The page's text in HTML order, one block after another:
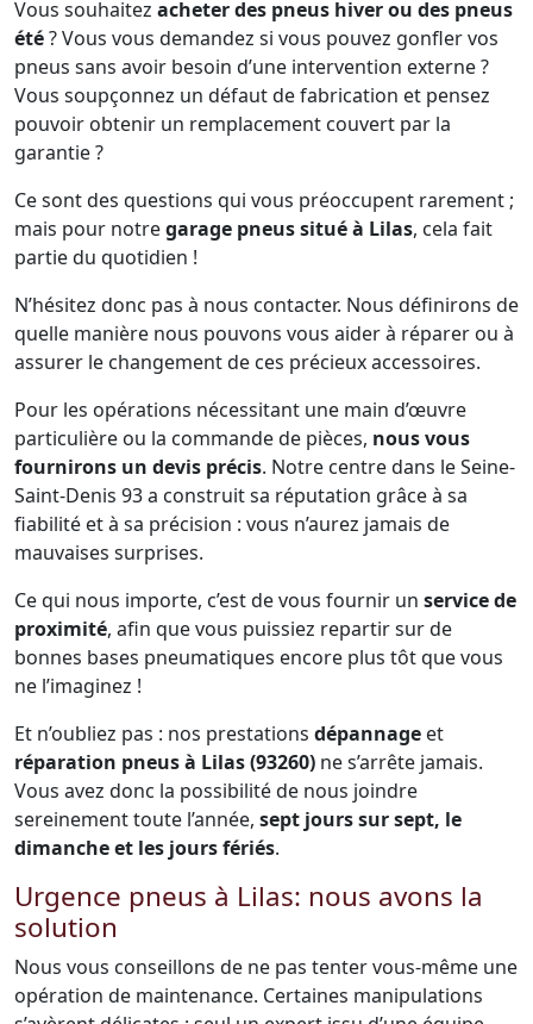
Vous souhaitez acheter des pneus hiver ou des pneus
été? Vous vous demandez si vous pouvez gonfler vos
pneus sans avoir besoin d’une intervention externe ?
Vous soupçonnez un défaut de fabrication et pensez
pouvoir obtenir un remplacement couvert par la
garantie ?
Ce sont des questions qui vous préoccupent rarement ;
mais pour notregarage pneus situé à Lilas, cela fait
partie du quotidien !
N’hésitez donc pas à nous contacter. Nous définirons de
quelle manière nous pouvons vous aider à réparer ou à
assurer le changement de ces précieux accessoires.
Pour les opérations nécessitant une main d’œuvre
particulière ou la commande de pièces, nous vous
fournirons un devis précis. Notre centre dans le Seine-
Saint-Denis 93 a construit sa réputation grâce à sa
fiabilité et à sa précision : vous n’aurez jamais de
mauvaises surprises.
Ce qui nous importe, c’est de vous fournir un service de
proximité, afin que vous puissiez repartir sur de
bonnes bases pneumatiques encore plus tôt que vous
ne l’imaginez !
Et n’oubliez pas : nos prestations dépannage et
réparation pneus à Lilas (93260) ne s’arrête jamais.
Vous avez donc la possibilité de nous joindre
sereinement toute l’année, sept jours sur sept, le
dimanche et les jours fériés.
Urgence pneus à Lilas: nous avons la
solution
Nous vous conseillons de ne pas tenter vous-même une
opération de maintenance. Certaines manipulations